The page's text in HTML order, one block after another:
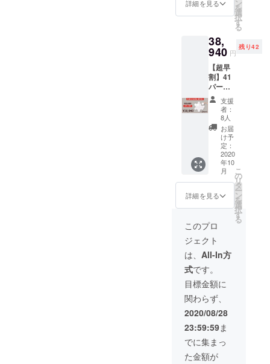
品代金
までの
送料も
含まれ
てお り
ます。
・製造
状況に
より出
荷時期
が遅れ
る場合
がござ
いま
す。
詳細を見る ン
を
選
択
す
る
38,
940 円
残り42
【超早
割】41
パーセ
ントオ
フ
Links
10個
セット
×3セッ
セット
あたり
¥12,980
） ・商
品代金
ご自宅
までの
送料も
含まれ
てお り
ます。
・製造
状況に
より出
荷時期
が遅れ
る場合
がござ
いま
す。
支援
者：
8人
お届
け予
定：
2020
年10
月
詳細を見る
こ
の
リ
タ
ー
ン
を
選
択
す
る
このプロ
ジェクト
は、 All-In方
式です。
目標金額に
関わらず、
2020/08/28
23:59:59ま
でに集まっ
た金額が